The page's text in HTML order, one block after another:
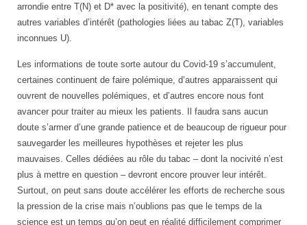
arrondie entre T(N) et D* avec la positivité), en tenant compte des
autres variables d’intérêt (pathologies liées au tabac Z(T), variables
inconnues U).
Les informations de toute sorte autour du Covid-19 s’accumulent,
certaines continuent de faire polémique, d’autres apparaissent qui
ouvrent de nouvelles polémiques, et d’autres encore nous font
avancer pour traiter au mieux les patients. Il faudra sans aucun
doute s’armer d’une grande patience et de beaucoup de rigueur pour
sauvegarder les meilleures hypothèses et rejeter les plus
mauvaises. Celles dédiées au rôle du tabac – dont la nocivité n’est
plus à mettre en question – devront encore prouver leur intérêt.
Surtout, on peut sans doute accélérer les efforts de recherche sous
la pression de la crise mais n’oublions pas que le temps de la
science est un temps qu’on peut en réalité difficilement comprimer